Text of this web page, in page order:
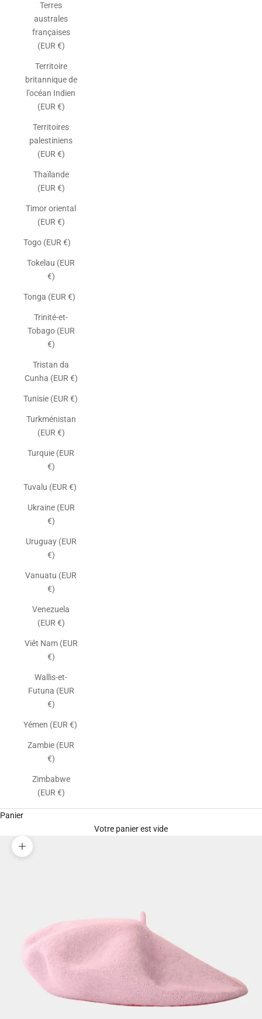
Terres
australes
françaises
(EUR €)
Territoire
britannique de
l’océan Indien
(EUR €)
Territoires
palestiniens
(EUR €)
Thaïlande
(EUR €)
Timor oriental
(EUR €)
Togo (EUR €)
Tokelau (EUR
€)
Tonga (EUR €)
Trinité-et-
Tobago (EUR
€)
Tristan da
Cunha (EUR €)
Tunisie (EUR €)
Turkménistan
(EUR €)
Turquie (EUR
€)
Tuvalu (EUR €)
Ukraine (EUR
€)
Uruguay (EUR
€)
Vanuatu (EUR
€)
Venezuela
(EUR €)
Viêt Nam (EUR
€)
Wallis-et-
Futuna (EUR
€)
Yémen (EUR €)
Zambie (EUR
€)
Zimbabwe
(EUR €)
Panier
Votre panier est vide
Zoomer sur l'image